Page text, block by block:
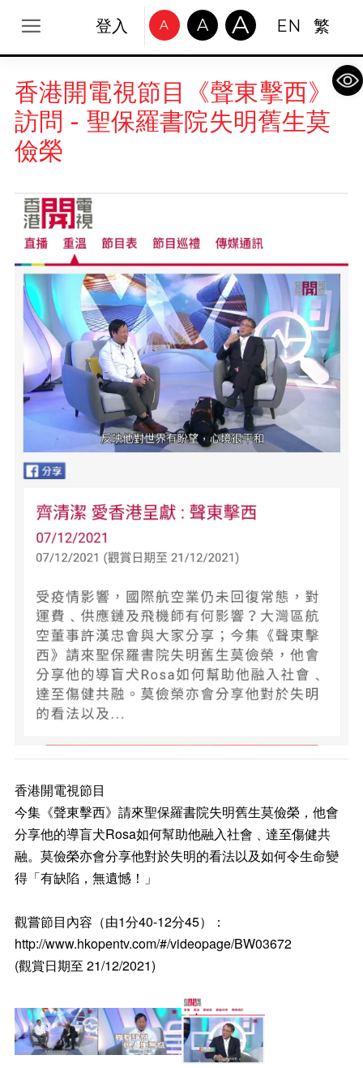
登入 A A A EN 繁
香港開電視節目《聲東擊西》
訪問 - 聖保羅書院失明舊生莫
儉榮
香港開電視節目
今集《聲東擊西》請來聖保羅書院失明舊生莫儉榮，他會
分享他的導盲犬Rosa如何幫助他融入社會﹑達至傷健共
融。莫儉榮亦會分享他對於失明的看法以及如何令生命變
得「有缺陷，無遺憾！」
觀嘗節目內容（由1分40-12分45）：
http://www.hkopentv.com/#/videopage/BW03672
(觀賞日期至 21/12/2021)